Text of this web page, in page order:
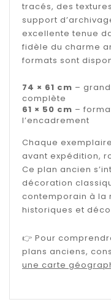
tracés, des
support
excellente tenue
fidèle du charme
formats sont
74 × 61 cm –
complète
61 × 50 cm –
l’encadrement
Chaque
avant expédition,
Ce plan ancien
décoration
contemporain à la
historiques et
👉 Pour
plans anciens,
une carte